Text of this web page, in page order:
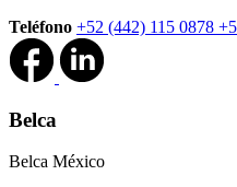
Teléfono +52 (442) 115 0878
Belca
Belca México